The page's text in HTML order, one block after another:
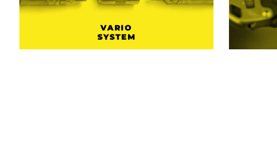
VARIO
SYSTEM